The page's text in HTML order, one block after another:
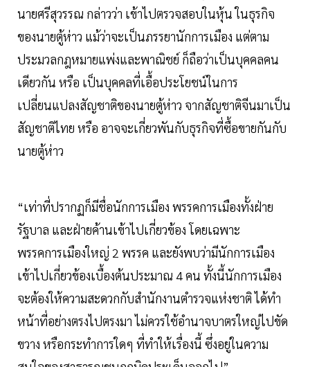
นายศรีสุวรรณ กล่าวว่า เข้าไปตรวจสอบในหุ้น ในธุรกิจ
ของนายตู้ห่าว แม้ว่าจะเป็นภรรยานักการเมือง แต่ตาม
ประมวลกฎหมายแพ่งและพาณิชย์ ก็ถือว่าเป็นบุคคลคน
เดียวกัน หรือ เป็นบุคคลที่เอื้อประโยชน์ในการ
เปลี่ยนแปลงสัญชาติของนายตู้ห่าว จากสัญชาติจีนมาเป็น
สัญชาติไทย หรือ อาจจะเกี่ยวพันกับธุรกิจที่ซื้อขายกันกับ
นายตู้ห่าว
“เท่าที่ปรากฏก็มีชื่อนักการเมือง พรรคการเมืองทั้งฝ่าย
รัฐบาล และฝ่ายค้านเข้าไปเกี่ยวข้อง โดยเฉพาะ
พรรคการเมืองใหญ่ 2 พรรค และยังพบว่ามีนักการเมือง
เข้าไปเกี่ยวข้องเบื้องต้นประมาณ 4 คน ทั้งนี้นักการเมือง
จะต้องให้ความสะดวกกับสำนักงานตํารวจแห่งชาติ ได้ทำ
หน้าที่อย่างตรงไปตรงมา ไม่ควรใช้อำนาจบาตรใหญ่ไปขัด
ขวาง หรือกระทำการใดๆ ที่ทำให้เรื่องนี้ ซึ่งอยู่ในความ